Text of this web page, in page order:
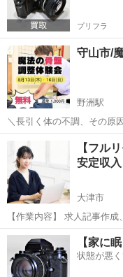
プリフラ
守山市/
野洲駅
＼長引く体の不調、その原
矯正体験会」in守山市のお知らせです✨ 骨盤が
ると感じたことはありませんか？ ＊骨盤、骨盤ってよく
なに大事なの？ ＊骨盤が歪
野洲駅
【フル
安定収
大津市
【作業内容】 求人記事作成、お問い合わせやり取り、学びながら稼 い
でいただきます。 【活動時間】 ご自身の出来る時間帯で大丈夫です。
1日1時間〜OK
滋賀 大津市 ワーク
【家に
状態が悪